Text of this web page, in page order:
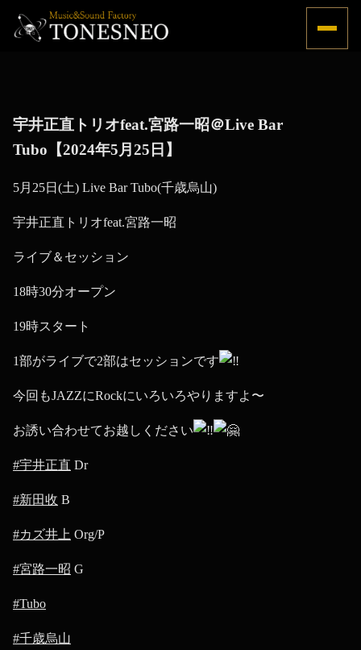
Menu
宇井正直トリオfeat.宮路一昭＠Live Bar
Tubo【2024年5月25日】
5月25日(土) Live Bar Tubo(千歳烏山)
宇井正直トリオfeat.宮路一昭
ライブ＆セッション
18時30分オープン
19時スタート
1部がライブで2部はセッションです
今回もJAZZにRockにいろいろやりますよ〜
お誘い合わせてお越しください
#宇井正直 Dr
#新田收 B
#カズ井上 Org/P
#宮路一昭 G
#Tubo
#千歳烏山